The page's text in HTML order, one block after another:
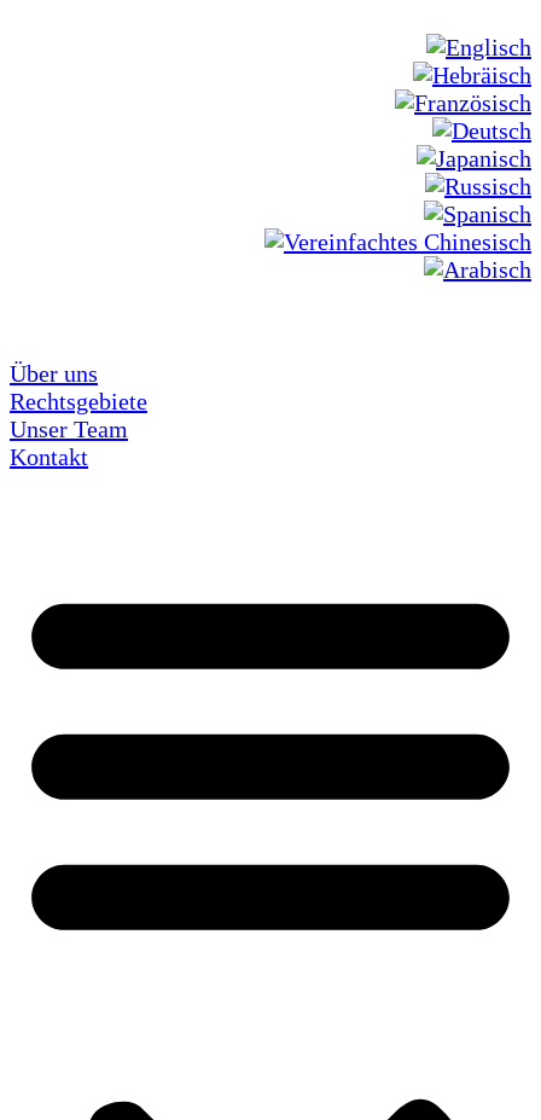
Über uns
Rechtsgebiete
Unser Team
Kontakt